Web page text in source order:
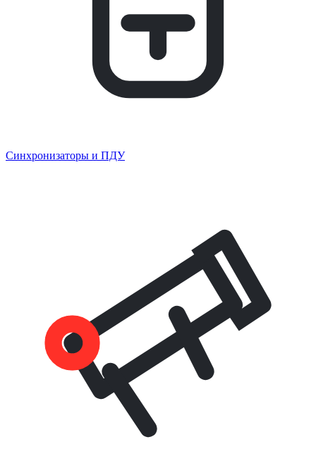
Синхронизаторы и ПДУ